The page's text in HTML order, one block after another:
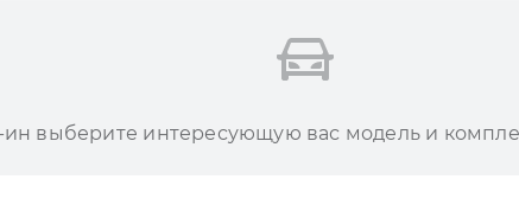
выберите интересующую вас модель и